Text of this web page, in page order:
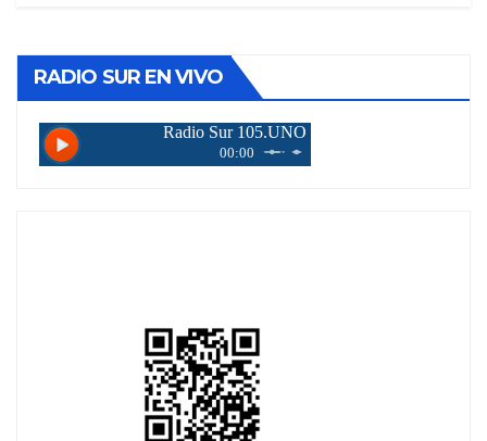
RADIO SUR EN VIVO